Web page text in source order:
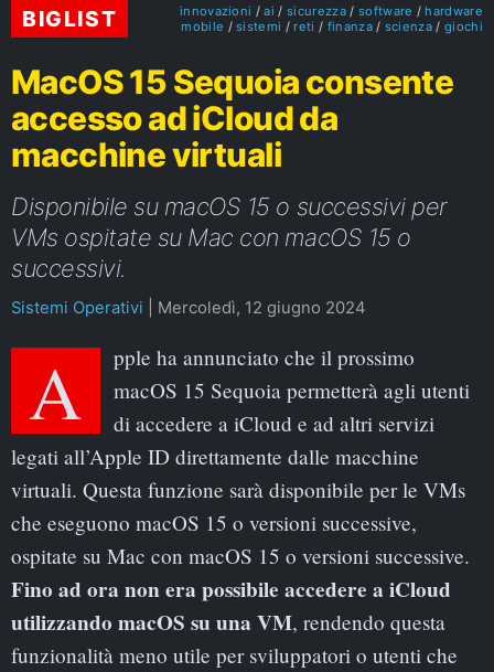
BIGLIST innovazioni ai sicurezza software
hardware
mobile
sistemi reti finanza scienza giochi
MacOS 15 Sequoia consente
accesso ad iCloud da
macchine virtuali
Disponibile su macOS 15 o successivi per
VMs ospitate su Mac con macOS 15 o
successivi.
Sistemi Operativi Mercoledì, 12 giugno 2024
Apple ha annunciato che il prossimo
macOS 15 Sequoia permetterà agli utenti
di accedere a iCloud e ad altri servizi
legati all’Apple ID direttamente dalle macchine
virtuali. Questa funzione sarà disponibile per le VMs
che eseguono macOS 15 o versioni successive,
ospitate su Mac con macOS 15 o versioni successive.
Fino ad ora non era possibile accedere a iCloud
utilizzando macOS su una VM, rendendo questa
funzionalità meno utile per sviluppatori o utenti che